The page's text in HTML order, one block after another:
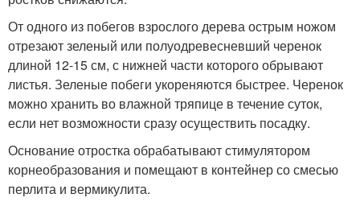
От одного из побегов взрослого дерева острым ножом
отрезают зеленый или полуодревесневший черенок
длиной 12-15 см, с нижней части которого обрывают
листья. Зеленые побеги укореняются быстрее. Черенок
можно хранить во влажной тряпице в течение суток,
если нет возможности сразу осуществить посадку.
Основание отростка обрабатывают стимулятором
корнеобразования и помещают в контейнер со смесью
перлита и вермикулита.